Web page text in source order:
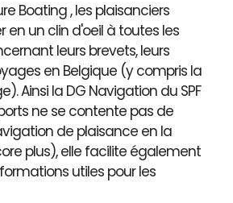
Boating , les plaisanciers
un clin d'oeil à toutes les
leurs brevets, leurs
en Belgique (y compris la
Ainsi la DG Navigation du SPF
ne se contente pas de
de plaisance en la
plus), elle facilite également
utiles pour les